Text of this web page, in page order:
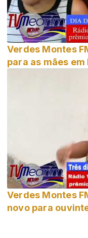
Verdes Montes
para as mães
Verdes Montes
novo para